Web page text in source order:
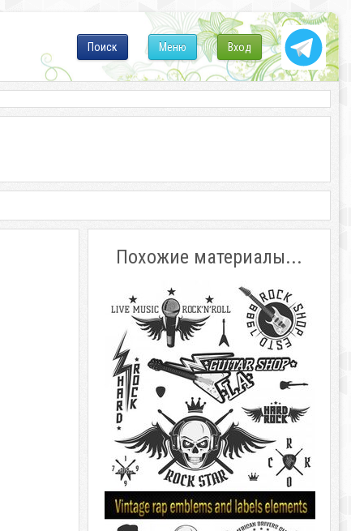
Вход
Меню
Поиск
Похожие материалы...